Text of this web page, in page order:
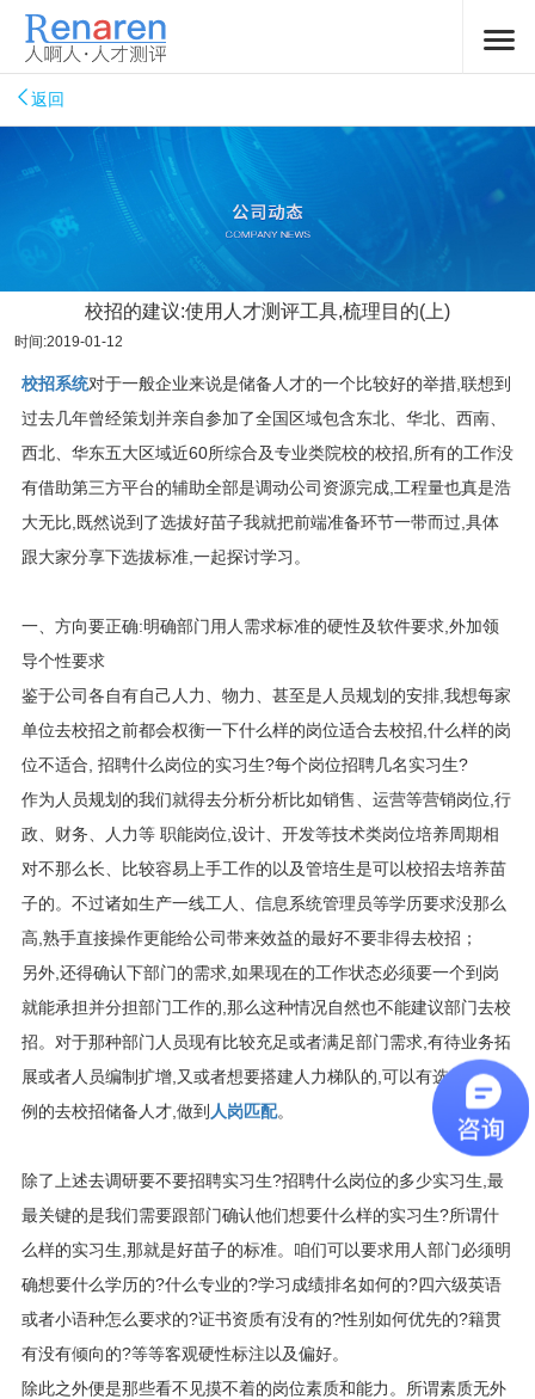
返回
校招的建议:使用人才测评工具,梳理目的(上)
时间:2019-01-12
校招系统对于一般企业来说是储备人才的一个比较好的举措,联想到
过去几年曾经策划并亲自参加了全国区域包含东北、华北、西南、
西北、华东五大区域近60所综合及专业类院校的校招,所有的工作没
有借助第三方平台的辅助全部是调动公司资源完成,工程量也真是浩
大无比,既然说到了选拔好苗子我就把前端准备环节一带而过,具体
跟大家分享下选拔标准,一起探讨学习。
一、方向要正确:明确部门用人需求标准的硬性及软件要求,外加领
导个性要求
鉴于公司各自有自己人力、物力、甚至是人员规划的安排,我想每家
单位去校招之前都会权衡一下什么样的岗位适合去校招,什么样的岗
位不适合, 招聘什么岗位的实习生?每个岗位招聘几名实习生?
作为人员规划的我们就得去分析分析比如销售、运营等营销岗位,行
政、财务、人力等 职能岗位,设计、开发等技术类岗位培养周期相
对不那么长、比较容易上手工作的以及管培生是可以校招去培养苗
子的。不过诸如生产一线工人、信息系统管理员等学历要求没那么
高,熟手直接操作更能给公司带来效益的最好不要非得去校招；
另外,还得确认下部门的需求,如果现在的工作状态必须要一个到岗
就能承担并分担部门工作的,那么这种情况自然也不能建议部门去校
招。对于那种部门人员现有比较充足或者满足部门需求,有待业务拓
展或者人员编制扩增,又或者想要搭建人力梯队的,可以有选择性比
例的去校招储备人才,做到 人岗匹配。
除了上述去调研要不要招聘实习生?招聘什么岗位的多少实习生,最
最关键的是我们需要跟部门确认他们想要什么样的实习生?所谓什
么样的实习生,那就是好苗子的标准。咱们可以要求用人部门必须明
确想要什么学历的?什么专业的?学习成绩排名如何的?四六级英语
或者小语种怎么要求的?证书资质有没有的?性别如何优先的?籍贯
有没有倾向的?等等客观硬性标注以及偏好。
除此之外便是那些看不见摸不着的岗位素质和能力。所谓素质无外